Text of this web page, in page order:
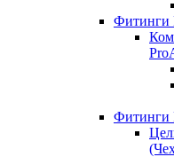
Фитинги
Фитинги